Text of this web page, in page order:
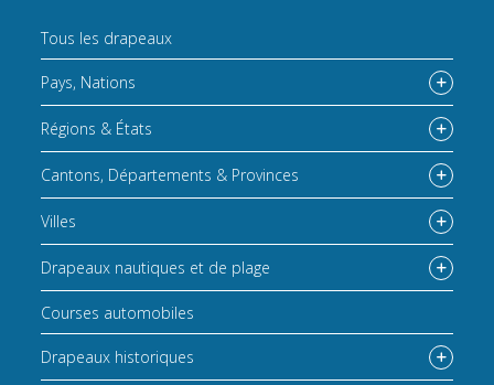
Tous les drapeaux
Pays, Nations
Régions & États
Cantons, Départements & Provinces
Villes
Drapeaux nautiques et de plage
Courses automobiles
Drapeaux historiques